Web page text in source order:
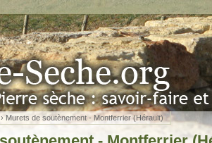
› Murets de soutènement - Montferrier (Hérault)